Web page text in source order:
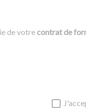
de votrecontrat de